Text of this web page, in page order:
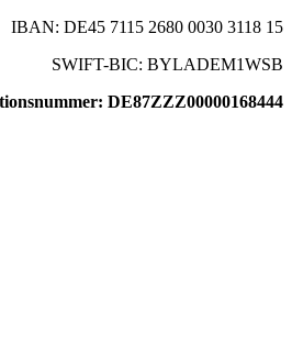
IBAN: DE45 7115 2680 0030 3118 15
SWIFT-BIC: BYLADEM1WSB
DE87ZZZ00000168444